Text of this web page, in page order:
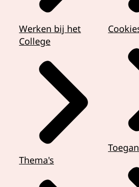
Werken bij het
College
Thema's